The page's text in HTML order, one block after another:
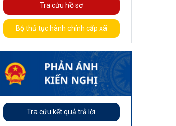
Tra cứu hồ sơ
Bộ thủ tục hành chính cấp xã
Tra cứu kết quả trả lời